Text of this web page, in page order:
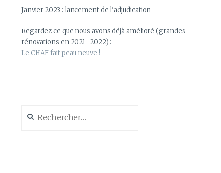
Janvier 2023 : lancement de l’adjudication
Regardez ce que nous avons déjà amélioré (grandes
rénovations en 2021 -2022) :
Le CHAF fait peau neuve !